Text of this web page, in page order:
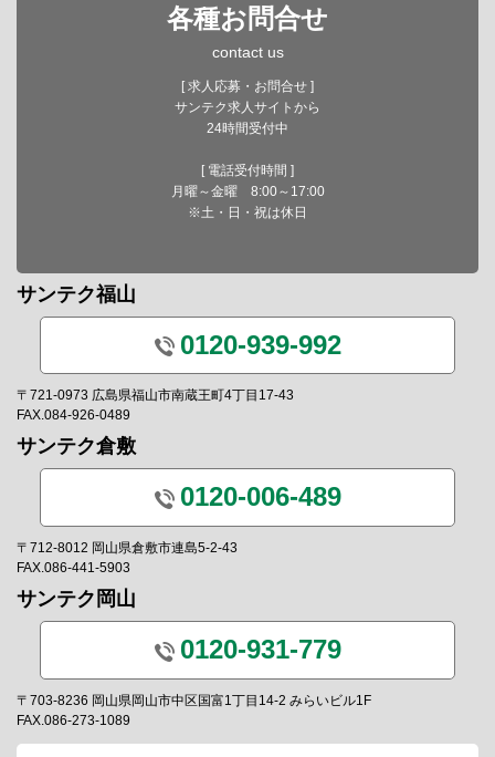
各種お問合せ
contact us
[ 求人応募・お問合せ ]
サンテク求人サイトから
24時間受付中
[ 電話受付時間 ]
月曜～金曜 8:00～17:00
※土・日・祝は休日
サンテク福山
0120-939-992
〒721-0973 広島県福山市南蔵王町4丁目17-43
FAX.084-926-0489
サンテク倉敷
0120-006-489
〒712-8012 岡山県倉敷市連島5-2-43
FAX.086-441-5903
サンテク岡山
0120-931-779
〒703-8236 岡山県岡山市中区国富1丁目14-2 みらいビル1F
FAX.086-273-1089